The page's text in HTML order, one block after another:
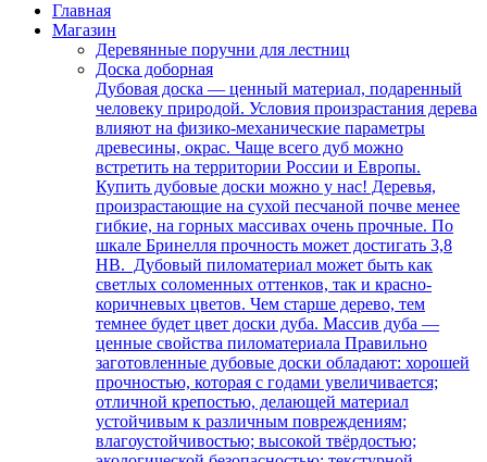
Главная
Магазин
Деревянные поручни для лестниц
Доска доборная
Дубовая доска — ценный материал, подаренный
человеку природой. Условия произрастания дерева
влияют на физико-механические параметры
древесины, окрас. Чаще всего дуб можно
встретить на территории России и Европы.
Купить дубовые доски можно у нас! Деревья,
произрастающие на сухой песчаной почве менее
гибкие, на горных массивах очень прочные. По
шкале Бринелля прочность может достигать 3,8
НВ. Дубовый пиломатериал может быть как
светлых соломенных оттенков, так и красно-
коричневых цветов. Чем старше дерево, тем
темнее будет цвет доски дуба. Массив дуба —
ценные свойства пиломатериала Правильно
заготовленные дубовые доски обладают: хорошей
прочностью, которая с годами увеличивается;
отличной крепостью, делающей материал
устойчивым к различным повреждениям;
влагоустойчивостью; высокой твёрдостью;